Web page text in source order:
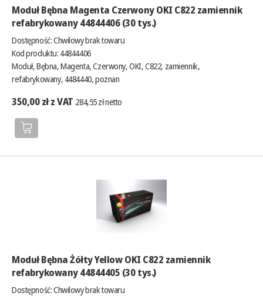
Moduł Bębna Magenta Czerwony OKI C822 zamiennik
refabrykowany 44844406 (30 tys.)
Dostępność:Chwilowy brak towaru
Kod produktu: 44844406
Moduł, Bębna, Magenta, Czerwony, OKI, C822, zamiennik,
refabrykowany, 4484440, poznan
350,00 zł z VAT 284,55 zł netto
Moduł Bębna Żółty Yellow OKI C822 zamiennik
refabrykowany 44844405 (30 tys.)
Dostępność:Chwilowy brak towaru